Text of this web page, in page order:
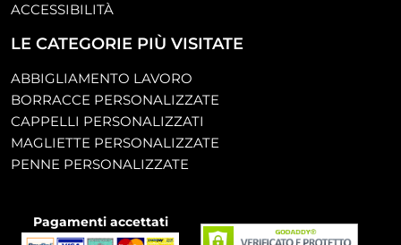
ACCESSIBILITÀ
LE CATEGORIE PIÙ VISITATE
ABBIGLIAMENTO LAVORO
BORRACCE PERSONALIZZATE
CAPPELLI PERSONALIZZATI
MAGLIETTE PERSONALIZZATE
PENNE PERSONALIZZATE
Pagamenti accettati